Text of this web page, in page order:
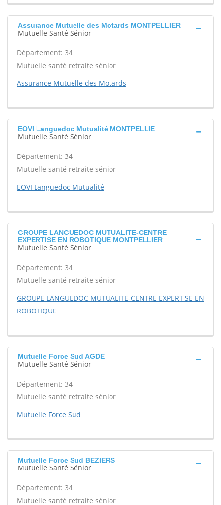
Assurance Mutuelle des Motards MONTPELLIER
Mutuelle Santé Sénior
Département: 34
Mutuelle santé retraite sénior
Assurance Mutuelle des Motards
EOVI Languedoc Mutualité MONTPELLIE
Mutuelle Santé Sénior
Département: 34
Mutuelle santé retraite sénior
EOVI Languedoc Mutualité
GROUPE LANGUEDOC MUTUALITE-CENTRE
EXPERTISE EN ROBOTIQUE MONTPELLIER
Mutuelle Santé Sénior
Département: 34
Mutuelle santé retraite sénior
GROUPE LANGUEDOC MUTUALITE-CENTRE EXPERTISE EN
ROBOTIQUE
Mutuelle Force Sud AGDE
Mutuelle Santé Sénior
Département: 34
Mutuelle santé retraite sénior
Mutuelle Force Sud
Mutuelle Force Sud BEZIERS
Mutuelle Santé Sénior
Département: 34
Mutuelle santé retraite sénior